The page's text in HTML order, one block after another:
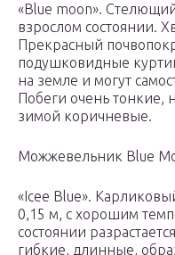
«Blue moon».
взрослом состоянии.
Прекрасный
подушковидные
на земле и могут
Побеги очень тонкие,
зимой коричневые.
Можжевельник Blue
«Icee Blue».
0,15 м, с хорошим
состоянии
гибкие, длинные,